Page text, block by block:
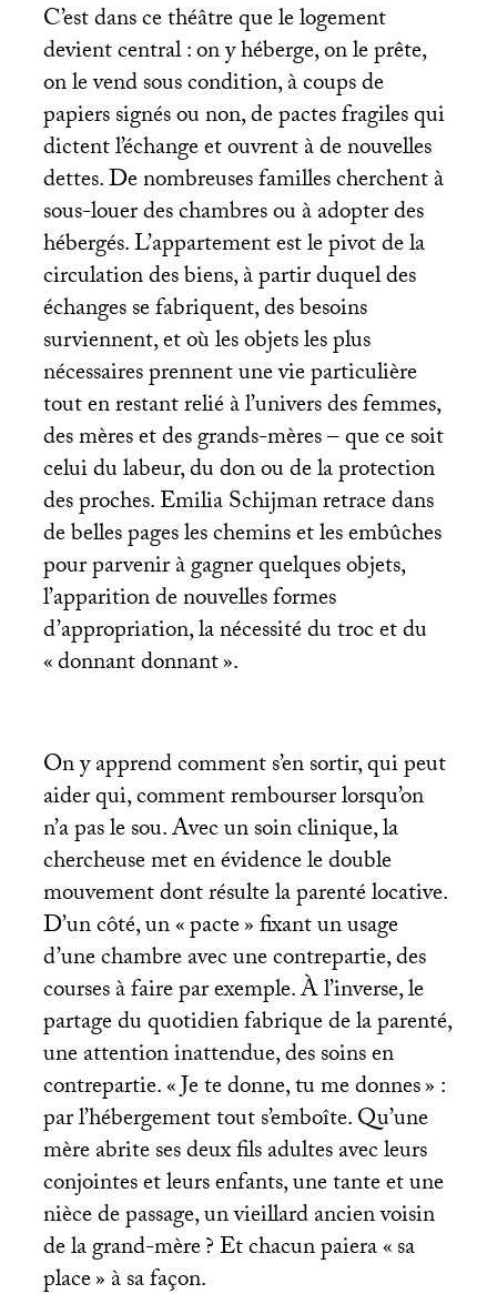
C’est dans ce théâtre que le logement
devient central : on y héberge, on le prête,
on le vend sous condition, à coups de
papiers signés ou non, de pactes fragiles qui
dictent l’échange et ouvrent à de nouvelles
dettes. De nombreuses familles cherchent à
sous-louer des chambres ou à adopter des
hébergés. L’appartement est le pivot de la
circulation des biens, à partir duquel des
échanges se fabriquent, des besoins
surviennent, et où les objets les plus
nécessaires prennent une vie particulière
tout en restant relié à l’univers des femmes,
des mères et des grands-mères – que ce soit
celui du labeur, du don ou de la protection
des proches. Emilia Schijman retrace dans
de belles pages les chemins et les embûches
pour parvenir à gagner quelques objets,
l’apparition de nouvelles formes
d’appropriation, la nécessité du troc et du
«donnant donnant».
On y apprend comment s’en sortir, qui peut
aider qui, comment rembourser lorsqu’on
n’a pas le sou. Avec un soin clinique, la
chercheuse met en évidence le double
mouvement dont résulte la parenté locative.
D’un côté, un «pacte» fixant un usage
d’une chambre avec une contrepartie, des
courses à faire par exemple. À l’inverse, le
partage du quotidien fabrique de la parenté,
une attention inattendue, des soins en
contrepartie. «Je te donne, tu me donnes» :
par l’hébergement tout s’emboîte. Qu’une
mère abrite ses deux fils adultes avec leurs
conjointes et leurs enfants, une tante et une
nièce de passage, un vieillard ancien voisin
de la grand-mère? Et chacun paiera «sa
place» à sa façon.